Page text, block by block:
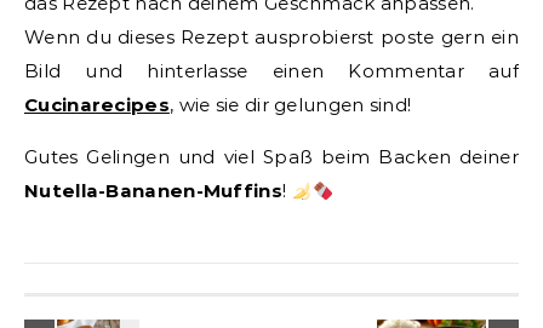
Wenn du dieses Rezept ausprobierst poste gern ein
Bild und hinterlasse einen Kommentar auf
Cucinarecipes, wie sie dir gelungen sind!
Gutes Gelingen und viel Spaß beim Backen deiner
Nutella-Bananen-Muffins!